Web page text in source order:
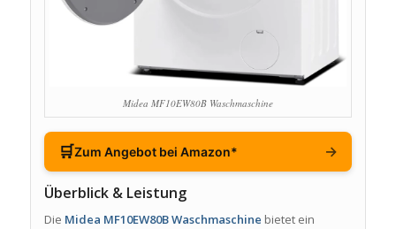
Midea MF10EW80B Waschmaschine
🛒Zum Angebot bei Amazon* →
Überblick & Leistung
Die Midea MF10EW80B Waschmaschine bietet ein